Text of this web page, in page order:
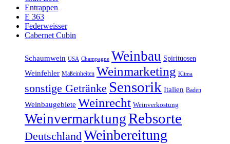
Entrappen
E 363
Federweisser
Cabernet Cubin
Schaumwein USA Champagne Weinbau Spirituosen
Weinfehler Maßeinheiten Weinmarketing Klima
sonstige Getränke Sensorik Italien Baden
Weinbaugebiete Weinrecht Weinverkostung
WeinvermarktungRebsorte
DeutschlandWeinbereitung